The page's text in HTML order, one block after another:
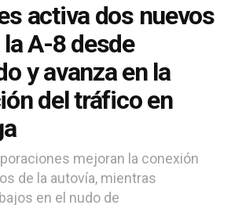
activa dos nuevos
A-8 desde
y avanza en la
del tráfico en
mejoran la conexión
de la autovía, mientras
en el nudo de